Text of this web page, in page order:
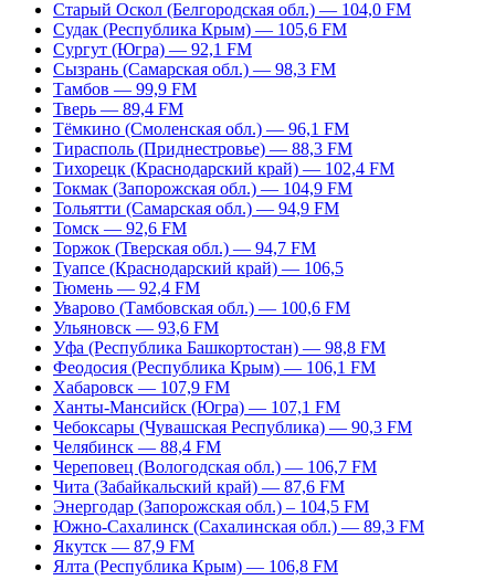
Старый Оскол (Белгородская обл.) — 104,0 FM
Судак (Республика Крым) — 105,6 FM
Сургут (Югра) — 92,1 FM
Сызрань (Самарская обл.) — 98,3 FM
Тамбов — 99,9 FM
Тверь — 89,4 FM
Тёмкино (Смоленская обл.) — 96,1 FM
Тирасполь (Приднестровье) — 88,3 FM
Тихорецк (Краснодарский край) — 102,4 FM
Токмак (Запорожская обл.) — 104,9 FM
Тольятти (Самарская обл.) — 94,9 FM
Томск — 92,6 FM
Торжок (Тверская обл.) — 94,7 FM
Туапсе (Краснодарский край) — 106,5
Тюмень — 92,4 FM
Уварово (Тамбовская обл.) — 100,6 FM
Ульяновск — 93,6 FM
Уфа (Республика Башкортостан) — 98,8 FM
Феодосия (Республика Крым) — 106,1 FM
Хабаровск — 107,9 FM
Ханты-Мансийск (Югра) — 107,1 FM
Чебоксары (Чувашская Республика) — 90,3 FM
Челябинск — 88,4 FM
Череповец (Вологодская обл.) — 106,7 FM
Чита (Забайкальский край) — 87,6 FM
Энергодар (Запорожская обл.) – 104,5 FM
Южно-Сахалинск (Сахалинская обл.) — 89,3 FM
Якутск — 87,9 FM
Ялта (Республика Крым) — 106,8 FM